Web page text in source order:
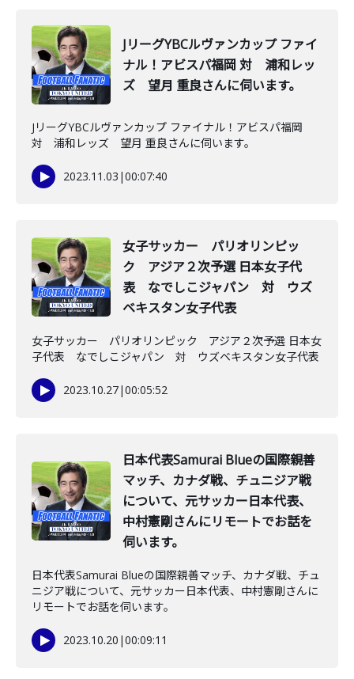
JリーグYBCルヴァンカップ ファイ
ナル！アビスパ福岡 対 浦和レッ
ズ 望月 重良さんに伺います。
JリーグYBCルヴァンカップ ファイナル！アビスパ福岡
対 浦和レッズ 望月 重良さんに伺います。
2023.11.03 |00:07:40
女子サッカー パリオリンピッ
ク アジア２次予選 日本女子代
表 なでしこジャパン 対 ウズ
ベキスタン女子代表
女子サッカー パリオリンピック アジア２次予選 日本女
子代表 なでしこジャパン 対 ウズベキスタン女子代表
2023.10.27|00:05:52
日本代表Samurai Blueの国際親善
マッチ、カナダ戦、チュニジア戦
について、元サッカー日本代表、
中村憲剛さんにリモートでお話を
伺います。
日本代表Samurai Blueの国際親善マッチ、カナダ戦、チュ
ニジア戦について、元サッカー日本代表、中村憲剛さんに
リモートでお話を伺います。
2023.10.20 |00:09:11